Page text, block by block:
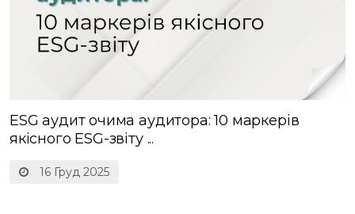
16 Груд 2025
ESG аудит очима аудитора: 10 маркерів
якісного ESG-звіту ...